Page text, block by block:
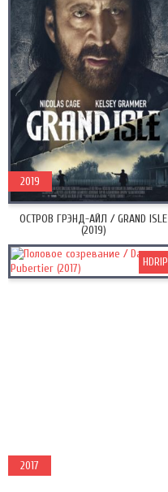
ОСТРОВ ГРЭНД-АЙЛ / GRAND ISLE
(2019)
2019
2017
HDRIP